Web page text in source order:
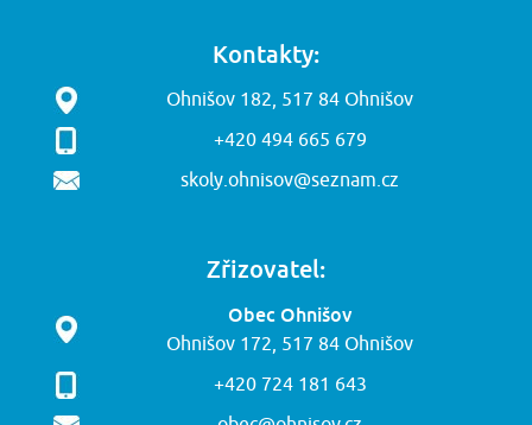
Kontakty:
Ohnišov 182, 517 84 Ohnišov
+420 494 665 679
skoly.ohnisov@seznam.cz
Zřizovatel:
Obec Ohnišov
Ohnišov 172, 517 84 Ohnišov
+420 724 181 643